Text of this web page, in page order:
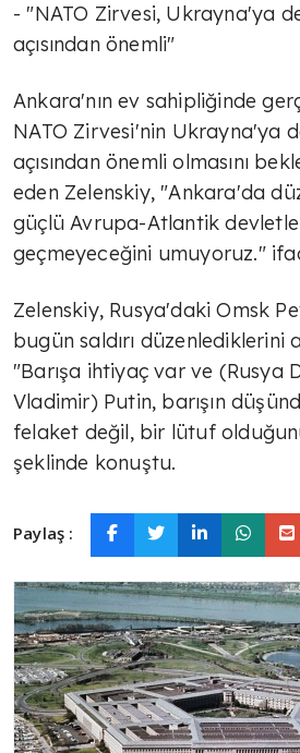
- "NATO Zirvesi, Ukrayna'ya
açısından önemli"
Ankara'nın ev sahipliğinde
⁠NATO Zirvesi'nin Ukrayna'ya
açısından önemli olmasını
eden Zelenskiy, "Ankara'da
güçlü Avrupa-Atlantik
geçmeyeceğini umuyoruz."
Zelenskiy, Rusya'daki Omsk
bugün saldırı düzenlediklerini
"Barışa ihtiyaç var ve (Rusya
Vladimir) Putin, barışın
felaket değil, bir lütuf
şeklinde konuştu.
Paylaş :